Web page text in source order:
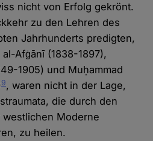
nicht von Erfolg gekrönt.
zu den Lehren des
Jahrhunderts predigten,
Afġānī (1838-1897),
1905) und Muḥammad
9, waren nicht in der Lage,
die durch den
westlichen Moderne
zu heilen.